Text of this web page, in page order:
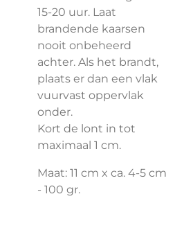
15-20 uur. Laat
brandende kaarsen
nooit onbeheerd
achter. Als het brandt,
plaats er dan een vlak
vuurvast oppervlak
onder.
Kort de lont in tot
maximaal 1 cm.
Maat: 11 cm x ca. 4-5 cm
- 100 gr.